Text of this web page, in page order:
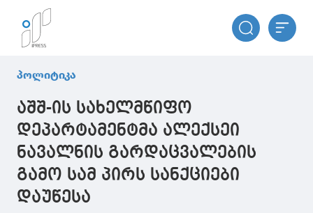
პოლიტიკა
აშშ-ის სახელმწიფო
დეპარტამენტმა ალექსეი
ნავალნის გარდაცვალების
გამო სამ პირს სანქციები
დაუწესა